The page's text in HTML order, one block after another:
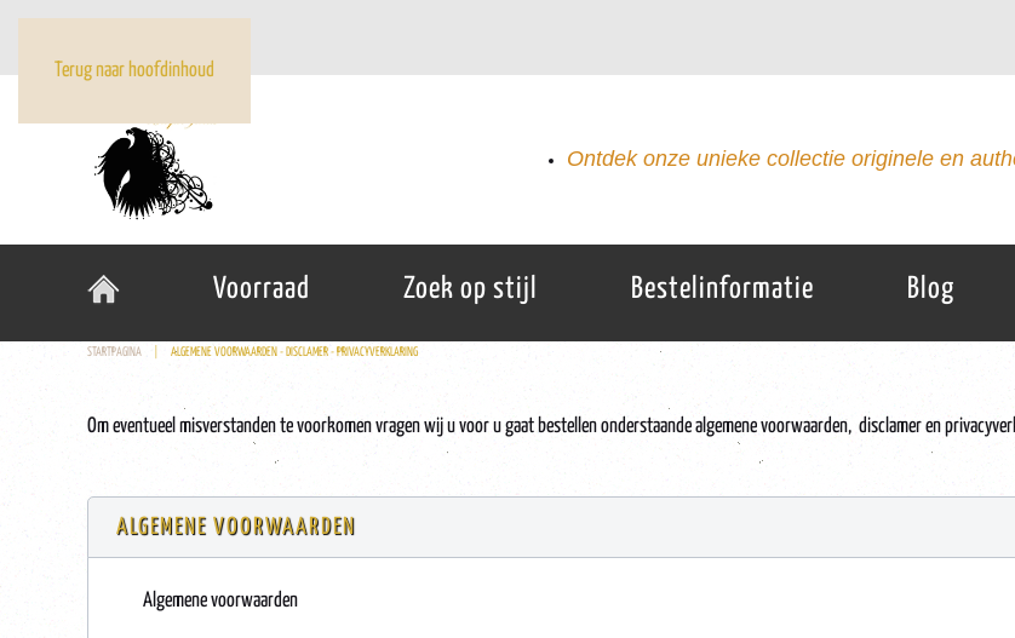
Terug naar hoofdinhoud
Ontdek onze unieke collectie originele en
Voorraad Zoek op stijl Bestelinformatie Blog
STARTPAGINA ALGEMENE VOORWAARDEN - DISCLAMER - PRIVACYVERKLARING
Om eventueel misverstanden te voorkomen vragen wij u voor u gaat bestellen onderstaandealgemene voorwaarden, disclamer en
ALGEMENE VOORWAARDEN
Algemene voorwaarden